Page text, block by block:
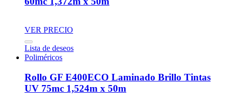
VER PRECIO
Lista de deseos
Poliméricos
Rollo GF E400ECO Laminado Brillo Tintas
UV 75mc 1,524m x 50m